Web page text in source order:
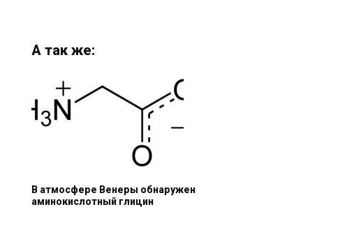
А так же:
В атмосфере Венеры обнаружен
аминокислотный глицин